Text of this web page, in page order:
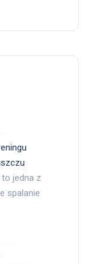
to jedna z
spalanie